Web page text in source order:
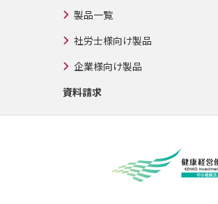
製品一覧
社労士様向け製品
企業様向け製品
資料請求